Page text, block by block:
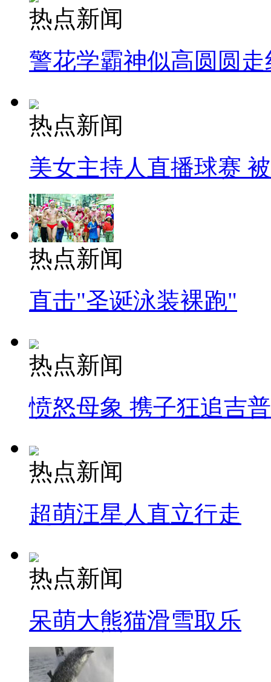
热点新闻
警花学霸神似高圆圆走
热点新闻
美女主持人直播球赛
热点新闻
直击"圣诞泳装裸跑"
热点新闻
愤怒母象 携子狂追吉
热点新闻
超萌汪星人直立行走
热点新闻
呆萌大熊猫滑雪取乐